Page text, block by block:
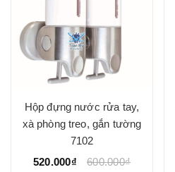
Hộp đựng nước rửa tay,
xà phòng treo, gắn tường
7102
520.000₫
600.000₫